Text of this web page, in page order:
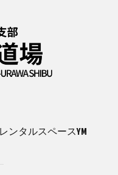
ンタルスペースYM